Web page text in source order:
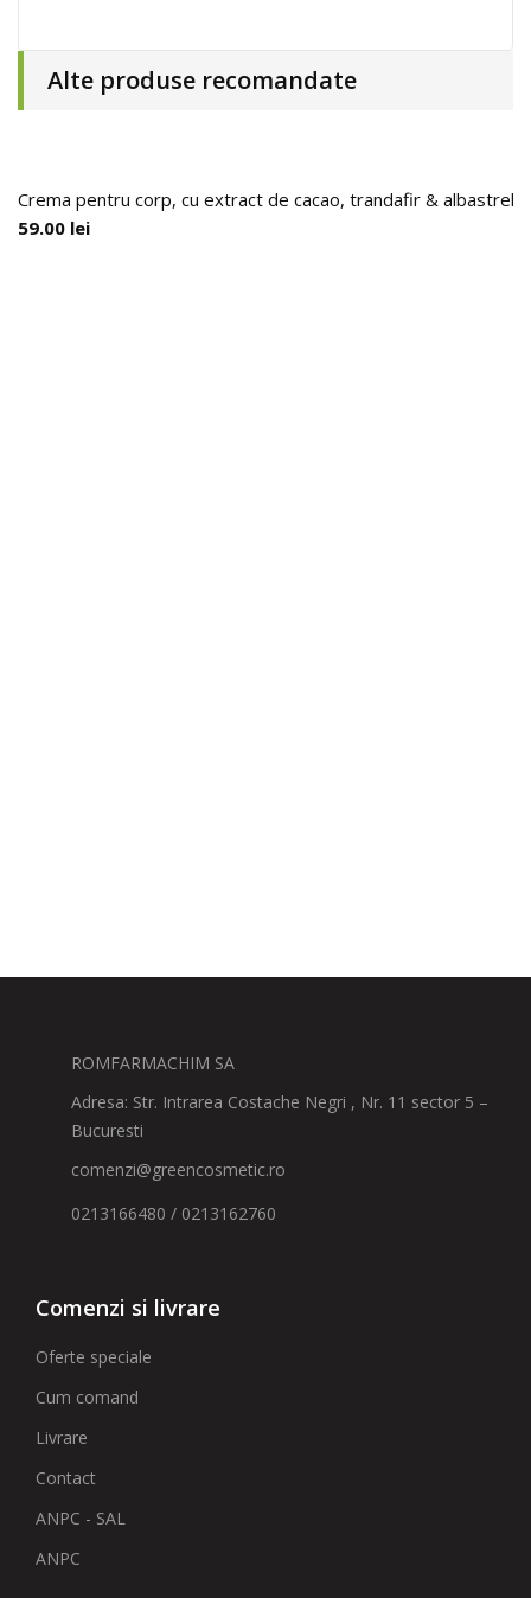
Alte produse recomandate
Crema pentru corp, cu extract de cacao, trandafir &
59.00 lei
ROMFARMACHIM SA
Adresa: Str. Intrarea Costache Negri , Nr. 11 sector 5 –
Bucuresti
comenzi@greencosmetic.ro
0213166480 / 0213162760
Comenzi si livrare
Oferte speciale
Cum comand
Livrare
Contact
ANPC - SAL
ANPC